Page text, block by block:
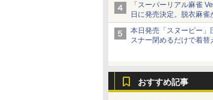
「スーパーリアル麻雀
日に発売決定。脱衣麻
発売から2週間は20%オ
本日発売「スヌーピー」
スナー閉めるだけで着替
おすすめ記事